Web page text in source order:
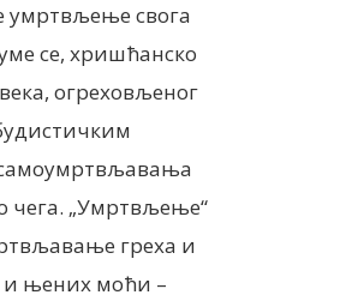
умртвљење свога
се, хришћанско
огреховљеног
чега. „Умртвљење“
греха и
и њених моћи –